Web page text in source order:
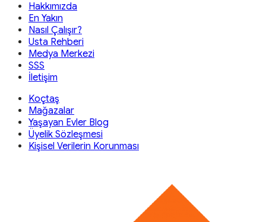
Hakkımızda
En Yakın
Nasıl Çalışır?
Usta Rehberi
Medya Merkezi
SSS
İletişim
Koçtaş
Mağazalar
Yaşayan Evler Blog
Üyelik Sözleşmesi
Kişisel Verilerin Korunması